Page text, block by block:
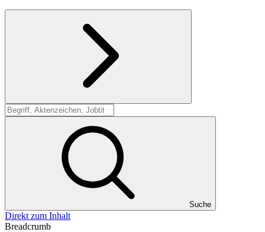
Suche
Suche
Direkt zum Inhalt
Breadcrumb